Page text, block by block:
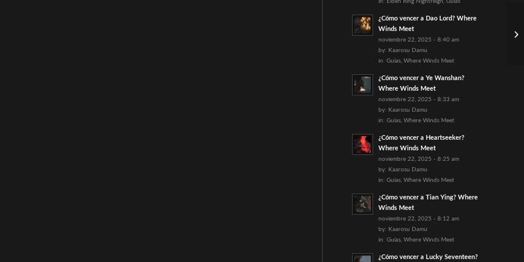
in: Elden Ring Nightreign, Guías
¿Cómo vencer a Dao Lord? Where
Winds Meet
noviembre 22, 2025 - 8:40 am
by: Kaarosu Damu
in: Guías, Where Winds Meet
¿Cómo vencer a Ye Wanshan?
Where Winds Meet
noviembre 22, 2025 - 8:33 am
by: Kaarosu Damu
in: Guías, Where Winds Meet
¿Cómo vencer a Heartseeker?
Where Winds Meet
noviembre 22, 2025 - 8:25 am
by: Kaarosu Damu
in: Guías, Where Winds Meet
¿Cómo vencer a Tian Ying? Where
Winds Meet
noviembre 22, 2025 - 8:12 am
by: Kaarosu Damu
in: Guías, Where Winds Meet
¿Cómo vencer a Lucky Seventeen?